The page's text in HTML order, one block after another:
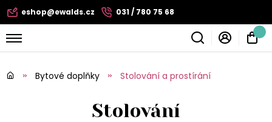
eshop@ewalds.cz 031 / 780 75 68
Bytové doplňky Stolování a prostírání
Stolování